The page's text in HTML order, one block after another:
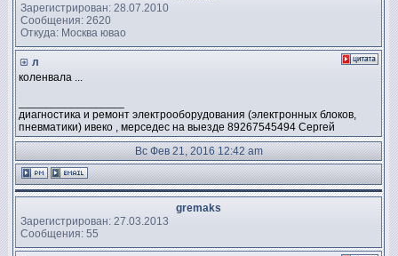
Зарегистрирован: 28.07.2010
Сообщения: 2620
Откуда: Москва ювао
л
коленвала ...
диагностика и ремонт электрооборудования (электронных блоков,
пневматики) ивеко , мерседес на выезде 89267545494 Сергей
Вс Фев 21, 2016 12:42 am
gremaks
Зарегистрирован: 27.03.2013
Сообщения: 55